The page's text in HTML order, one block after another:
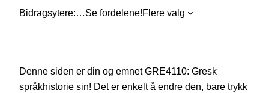
Bidragsytere: Se fordelene!Flere valg
Denne siden er din og emnet GRE4110: Gresk
språkhistorie sin! Det er enkelt å endre den, bare trykk